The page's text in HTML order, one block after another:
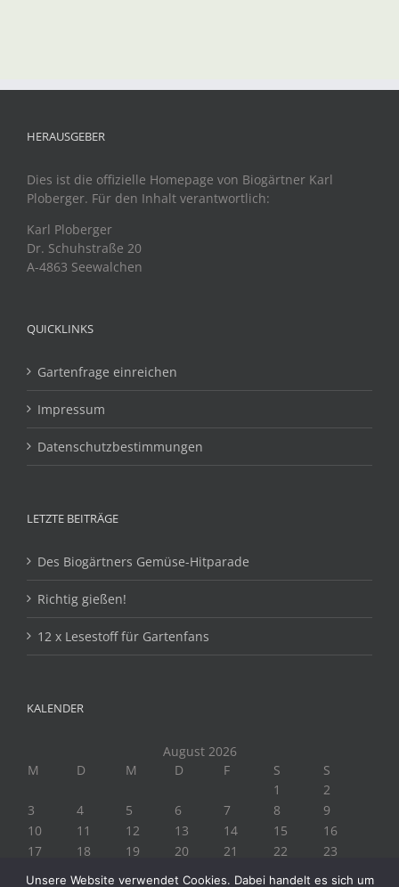
HERAUSGEBER
Dies ist die offizielle Homepage von Biogärtner Karl
Ploberger. Für den Inhalt verantwortlich:
Karl Ploberger
Dr. Schuhstraße 20
A-4863 Seewalchen
QUICKLINKS
Gartenfrage einreichen
Impressum
Datenschutzbestimmungen
LETZTE BEITRÄGE
Des Biogärtners Gemüse-Hitparade
Richtig gießen!
12 x Lesestoff für Gartenfans
KALENDER
August 2026
M
D M D F S
S
1
2
3
4 5 6 7 8
9
10
11 12 13 14 15
16
17
18 19 20 21 22
23
Unsere Website verwendet Cookies. Dabei handelt es sich um